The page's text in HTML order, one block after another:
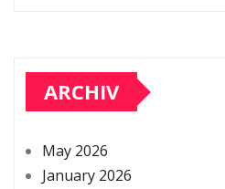
ARCHIV
May 2026
January 2026